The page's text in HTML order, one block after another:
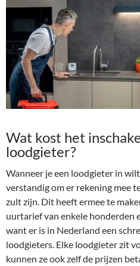
Wat kost het
loodgieter?
Wanneer je een loodgieter in
verstandig om er rekening mee
zult zijn. Dit heeft ermee te
uurtarief van enkele honderden
want er is in Nederland een
loodgieters. Elke loodgieter zit
kunnen ze ook zelf de prijzen